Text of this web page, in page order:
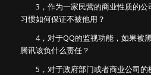
3，作为一家民营的商业性质的公
习惯如何保证不被他用？
4，对于QQ的监视功能，如果被黑
腾讯该负什么责任？
5，对于政府部门或者商业公司的